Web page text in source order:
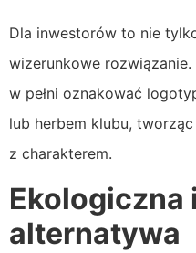
Dla inwestorów to nie
wizerunkowe
w pełni oznakować
lub herbem klubu,
z charakterem.
Ekologiczna
alternatywa